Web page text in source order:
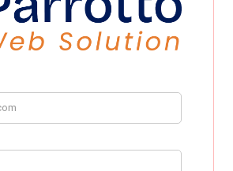
Business Suite offre numerosi
gestione delle attività digitali. In
consente unacompleta
un’unica piattaforma tutti i canali
traduce anche in un significativo
poiché non è più necessario
strumento all’altro per pubblicare
le attività.